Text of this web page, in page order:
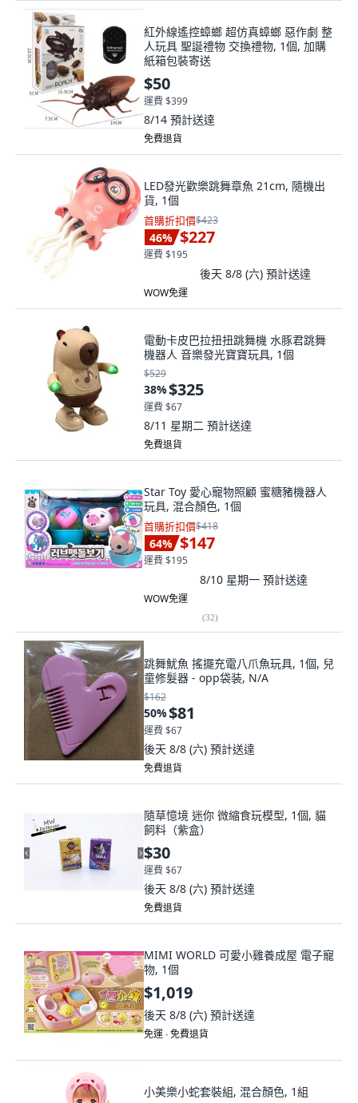
紅外線遙控蟑螂 超仿真蟑螂 惡作劇 整
人玩具 聖誕禮物 交換禮物, 1個, 加購
紙箱包裝寄送
$50
運費 $399
8/14 預計送達
免費退貨
LED發光歡樂跳舞章魚 21cm, 隨機出
貨, 1個
首購折扣價$423
46% $227
運費 $195
後天 8/8 (六) 預計送達
WOW免運
電動卡皮巴拉扭扭跳舞機 水豚君跳舞
機器人 音樂發光寶寶玩具, 1個
$529
38%$325
運費 $67
8/11 星期二 預計送達
免費退貨
Star Toy 愛心寵物照顧 蜜糖豬機器人
玩具, 混合顏色, 1個
首購折扣價$418
64% $147
運費 $195
8/10 星期一 預計送達
WOW免運
(32)
跳舞魷魚 搖擺充電八爪魚玩具, 1個, 兒
童修髮器 - opp袋装, N/A
$162
50%$81
運費 $67
後天 8/8 (六) 預計送達
免費退貨
隨草憶境 迷你 微縮食玩模型, 1個, 貓
飼料（紫盒）
$30
運費 $67
後天 8/8 (六) 預計送達
免費退貨
MIMI WORLD 可愛小雞養成屋 電子寵
物, 1個
$1,019
後天 8/8 (六) 預計送達
免運 ∙ 免費退貨
小美樂小蛇套裝組, 混合顏色, 1組